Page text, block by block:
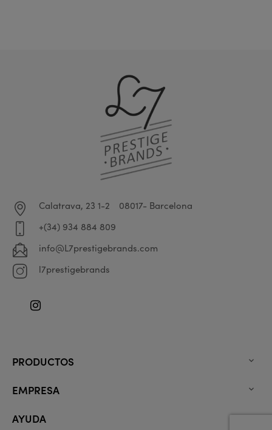
Calatrava, 23 1-2
08017- Barcelona
+(34) 934 884 809
info@L7prestigebrands.com
l7prestigebrands
Instagram
PRODUCTOS 
EMPRESA 
AYUDA 